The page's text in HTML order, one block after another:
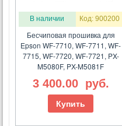
В наличии Код: 900200
Бесчиповая прошивка для
Epson WF-7710, WF-7711, WF-
7715, WF-7720, WF-7721, PX-
M5080F, PX-M5081F
3 400.00 руб.
Купить